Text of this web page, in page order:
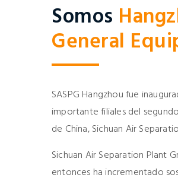
Somos
General
SASPG Hangzhou fue
importante filiales del
de China, Sichuan Air
Sichuan Air Separation Plant
entonces ha incrementado